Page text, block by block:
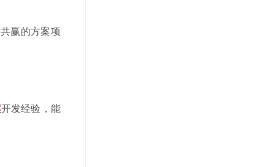
赢的方案项
开发经验，能